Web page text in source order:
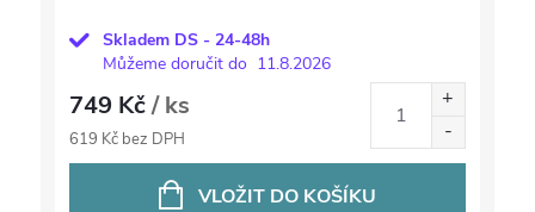
Skladem DS - 24-48h
Můžeme doručit do 11.8.2026
749 Kč/ ks
619 Kč bez DPH
VLOŽIT DO KOŠÍKU